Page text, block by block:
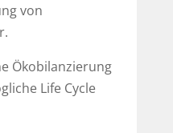
von
Ökobilanzierung
Life Cycle